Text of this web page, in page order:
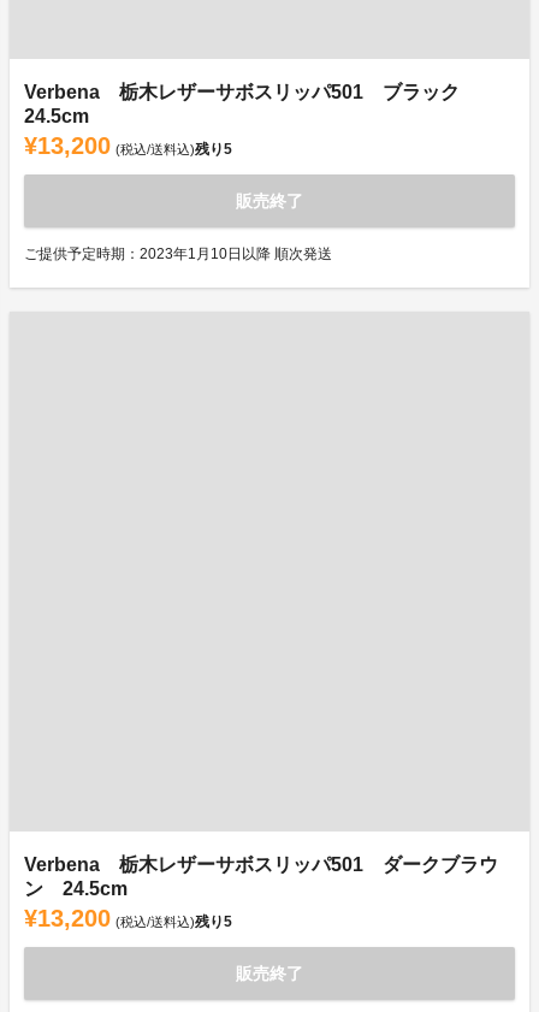
Verbena 栃木レザーサボスリッパ501 ブラック
24.5cm
¥13,200 (税込/送料込)残り5
販売終了
ご提供予定時期：2023年1月10日以降 順次発送
Verbena 栃木レザーサボスリッパ501 ダークブラウ
ン 24.5cm
¥13,200 (税込/送料込)残り5
販売終了